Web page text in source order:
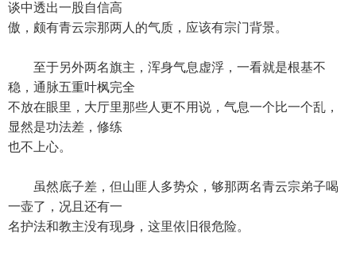
谈中透出一股自信高
傲，颇有青云宗那两人的气质，应该有宗门背景。
至于另外两名旗主，浑身气息虚浮，一看就是根基不
稳，通脉五重叶枫完全
不放在眼里，大厅里那些人更不用说，气息一个比一个乱，
显然是功法差，修练
也不上心。
虽然底子差，但山匪人多势众，够那两名青云宗弟子喝
一壶了，况且还有一
名护法和教主没有现身，这里依旧很危险。